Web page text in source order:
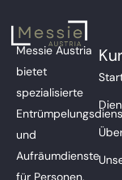
Messie Austria
bietet
spezialisierte
und
Aufräumdienste
für Personen,